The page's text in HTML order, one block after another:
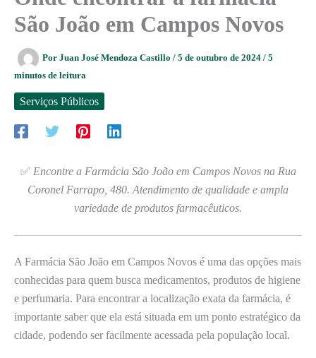
São João em Campos Novos
Por Juan José Mendoza Castillo / 5 de outubro de 2024 / 5
minutos de leitura
Serviços Públicos
✅ Encontre a Farmácia São João em Campos Novos na Rua
Coronel Farrapo, 480. Atendimento de qualidade e ampla
variedade de produtos farmacêuticos.
A Farmácia São João em Campos Novos é uma das opções mais
conhecidas para quem busca medicamentos, produtos de higiene
e perfumaria. Para encontrar a localização exata da farmácia, é
importante saber que ela está situada em um ponto estratégico da
cidade, podendo ser facilmente acessada pela população local.